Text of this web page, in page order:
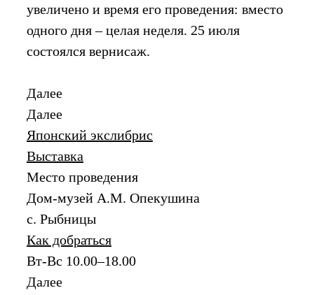
увеличено и время его проведения: вместо
одного дня – целая неделя. 25 июля
состоялся вернисаж.
Далее
Далее
Японский экслибрис
Выставка
Место проведения
Дом-музей А.М. Опекушина
с. Рыбницы
Как добраться
Вт-Вс 10.00–18.00
Далее